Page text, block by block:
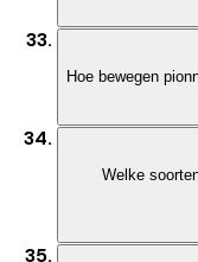
Hoe bewegen
Welke